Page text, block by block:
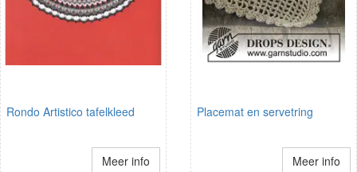
Rondo Artistico tafelkleed
Meer info
Placemat en servetring
Meer info